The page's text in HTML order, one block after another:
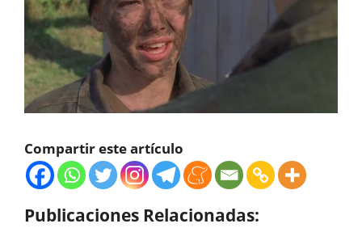
Compartir este artículo
Publicaciones Relacionadas: